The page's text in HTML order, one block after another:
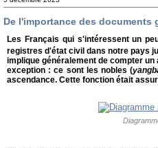
De l'importance des documents
Les Français qui s'intéressent un
registres d'état civil dans notre pays
implique généralement de compter
exception : ce sont les nobles (
ascendance. Cette fonction était